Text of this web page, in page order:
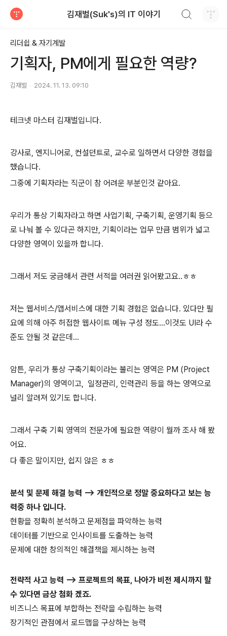
김재벌(Suk's)의 IT 이야기
리더쉽 & 자기계발
기획자, PM에게 필요한 역량?
김재벌 2024. 11. 13. 09:10
테크넷 마스터 김재벌입니다.
강사로, 엔지니어로, 컨설던트로, 교수로 일하면서 다양한 경험을
했습니다.
그중에 기획자라는 직군이 참 어려운 부분인것 같아요.
우리가 통상 기획자라고 하면 사업기획, 구축기획, 운영기획 등으
로 나눠 볼 수 있다곤 하지만, 기획이라는 업무 만큼 범위가 넓고
다양한 영역이 있을까 합니다.
그래서 저도 궁금해서 관련 서적을 여러권 읽어봤고요..ㅎㅎ
저는 웹서비스/앱서비스에 대한 기획 경험은 없습니다. 있다만 필
요에 의해 아주 허접한 웹사이트 메뉴 구성 정도...이것도 UI라 수
준도 안될 것 같은데...
암튼, 우리가 통상 구축기획이라는 불리는 영역은 PM (Project
Manager)의 영역이고, 일정관리, 인력관리 등을 하는 영역으로
널리 알려져 있기도 합니다.
그래서 구축 기획 영역의 전문가에 필요한 역량이 뭘까 조사 해 봤
어요.
다 좋은 말이지만, 쉽지 않은 ㅎㅎ
분석 및 문제 해결 능력 --> 개인적으로 정말 중요하다고 보는 능
력중 하나 입니다.
현황을 정확히 분석하고 문제점을 파악하는 능력
데이터를 기반으로 인사이트를 도출하는 능력
문제에 대한 창의적인 해결책을 제시하는 능력
전략적 사고 능력 --> 프로젝트의 목표, 나아가 비전 제시까지 할
수 있다면 금상 첨화 겠죠.
비즈니스 목표에 부합하는 전략을 수립하는 능력
장기적인 관점에서 로드맵을 구상하는 능력